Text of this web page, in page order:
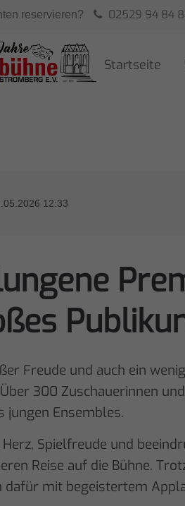
reservieren? 02529 94 84
Startseite
12:33
Freude und auch ein
300 Zuschauerinnen
jungen Ensembles.
Spielfreude und
Reise auf die Bühne.
dafür mit begeistertem